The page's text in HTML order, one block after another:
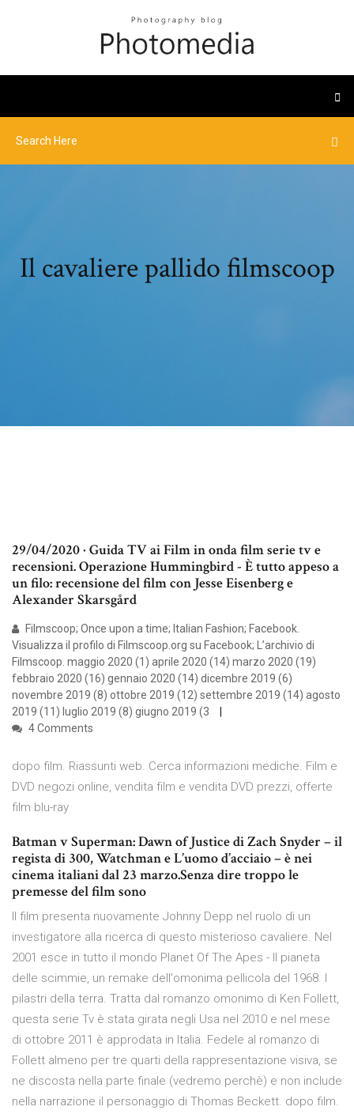
Il cavaliere pallido filmscoop
29/04/2020 · Guida TV ai Film in onda film serie tv e
recensioni. Operazione Hummingbird - È tutto appeso a
un filo: recensione del film con Jesse Eisenberg e
Alexander Skarsgård
Filmscoop; Once upon a time; Italian Fashion; Facebook.
Visualizza il profilo di Filmscoop.org su Facebook; L’archivio di
Filmscoop. maggio 2020 (1) aprile 2020 (14) marzo 2020 (19)
febbraio 2020 (16) gennaio 2020 (14) dicembre 2019 (6)
novembre 2019 (8) ottobre 2019 (12) settembre 2019 (14) agosto
2019 (11) luglio 2019 (8) giugno 2019 (3
4 Comments
dopo film. Riassunti web. Cerca informazioni mediche. Film e
DVD negozi online, vendita film e vendita DVD prezzi, offerte
film blu-ray
Batman v Superman: Dawn of Justice di Zach Snyder – il
regista di 300, Watchman e L’uomo d’acciaio – è nei
cinema italiani dal 23 marzo.Senza dire troppo le
premesse del film sono
Il film presenta nuovamente Johnny Depp nel ruolo di un
investigatore alla ricerca di questo misterioso cavaliere. Nel
2001 esce in tutto il mondo Planet Of The Apes - Il pianeta
delle scimmie, un remake dell'omonima pellicola del 1968. I
pilastri della terra. Tratta dal romanzo omonimo di Ken Follett,
questa serie Tv è stata girata negli Usa nel 2010 e nel mese
di ottobre 2011 è approdata in Italia. Fedele al romanzo di
Follett almeno per tre quarti della rappresentazione visiva, se
ne discosta nella parte finale (vedremo perchè) e non include
nella narrazione il personaggio di Thomas Beckett. dopo film.